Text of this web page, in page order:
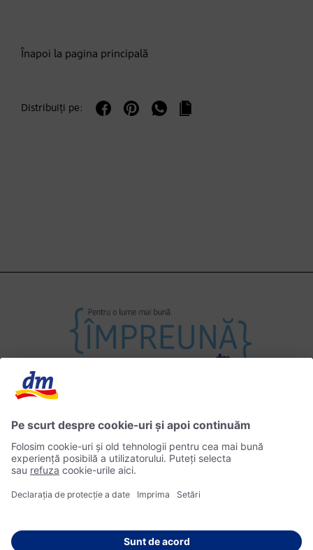
Înapoi la pagina principală
Distribuiți pe:
Contact Impressum Politica de Confidențialitate